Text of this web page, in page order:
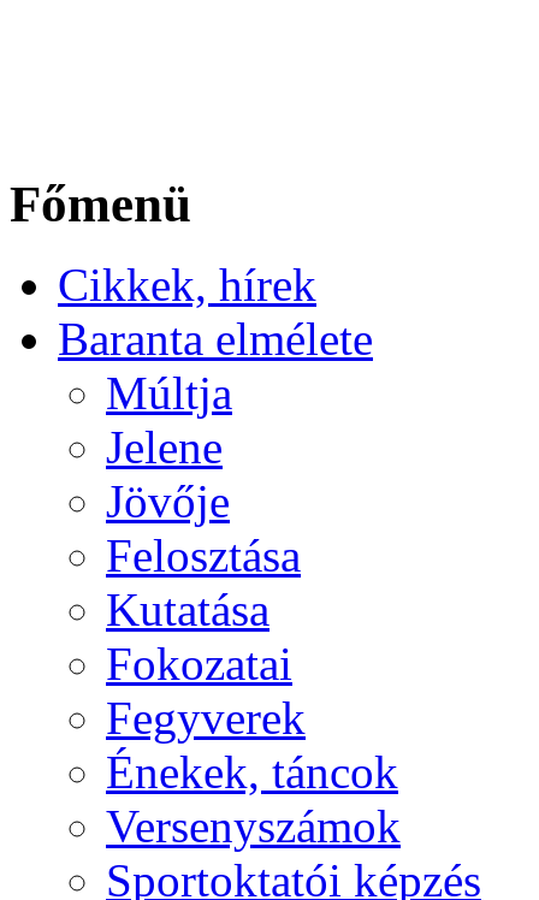
Főmenü
Cikkek, hírek
Baranta elmélete
Múltja
Jelene
Jövője
Felosztása
Kutatása
Fokozatai
Fegyverek
Énekek, táncok
Versenyszámok
Sportoktatói képzés